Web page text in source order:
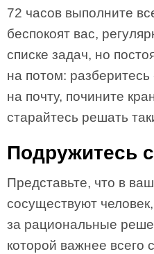
72 часов выполните
беспокоят вас,
списке задач, но
на потом:
на почту, почините
старайтесь решать
Подружитесь
Представьте, что в
сосуществуют
за рациональные
которой важнее всего